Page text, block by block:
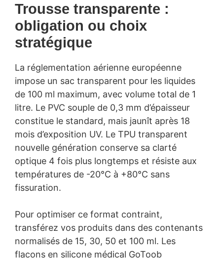
Trousse transparente :
obligation ou choix
stratégique
La réglementation aérienne européenne
impose un sac transparent pour les liquides
de 100 ml maximum, avec volume total de 1
litre. Le PVC souple de 0,3 mm d’épaisseur
constitue le standard, mais jaunît après 18
mois d’exposition UV. Le TPU transparent
nouvelle génération conserve sa clarté
optique 4 fois plus longtemps et résiste aux
températures de -20°C à +80°C sans
fissuration.
Pour optimiser ce format contraint,
transférez vos produits dans des contenants
normalisés de 15, 30, 50 et 100 ml. Les
flacons en silicone médical GoToob